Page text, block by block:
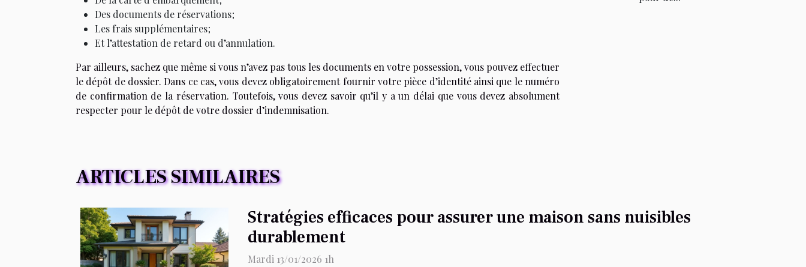
Des documents de réservations ;
Les frais supplémentaires ;
Et l’attestation de retard ou d’annulation.
Par ailleurs, sachez que même si vous n’avez pas tous les documents en votre possession, vous pouvez effectuer
le dépôt de dossier. Dans ce cas, vous devez obligatoirement fournir votre pièce d’identité ainsi que le numéro
de confirmation de la réservation. Toutefois, vous devez savoir qu’il y a un délai que vous devez absolument
respecter pour le dépôt de votre dossier d’indemnisation.
ARTICLES SIMILAIRES
Stratégies efficaces pour assurer une maison sans nuisibles
durablement
Mardi 13/01/2026 1h